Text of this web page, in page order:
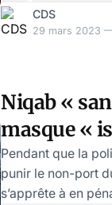
cohésion
reste plus
CDS
29 mars 2023
Niqab «
masque «
l’Europe
Schwartz
Pendant que la
punir le non-port
s’apprête à en